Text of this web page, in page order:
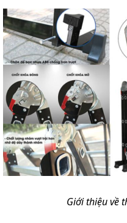
Giới thiệu về